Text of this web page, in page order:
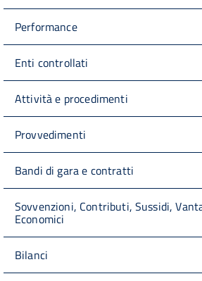
Performance
Enti controllati
Attività e procedimenti
Provvedimenti
Bandi di gara e contratti
Sovvenzioni, Contributi, Sussidi,
Economici
Bilanci